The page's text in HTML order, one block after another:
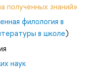
полученных знаний»
филология в
в школе)
наук